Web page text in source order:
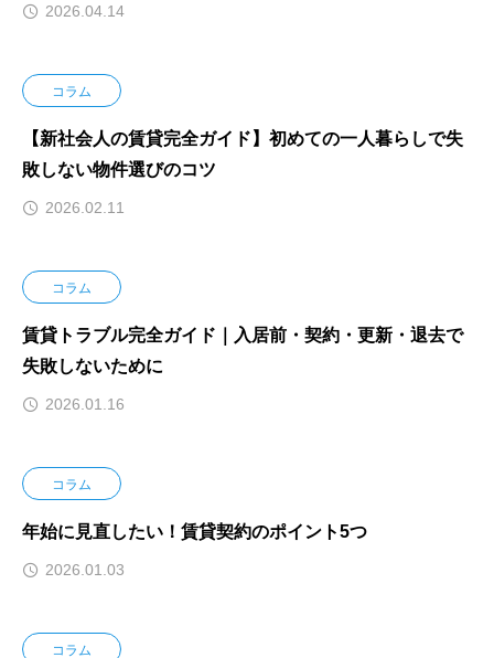
2026.04.14
コラム
【新社会人の賃貸完全ガイド】初めての一人暮らしで失
敗しない物件選びのコツ
2026.02.11
コラム
賃貸トラブル完全ガイド｜入居前・契約・更新・退去で
失敗しないために
2026.01.16
コラム
年始に見直したい！賃貸契約のポイント5つ
2026.01.03
コラム